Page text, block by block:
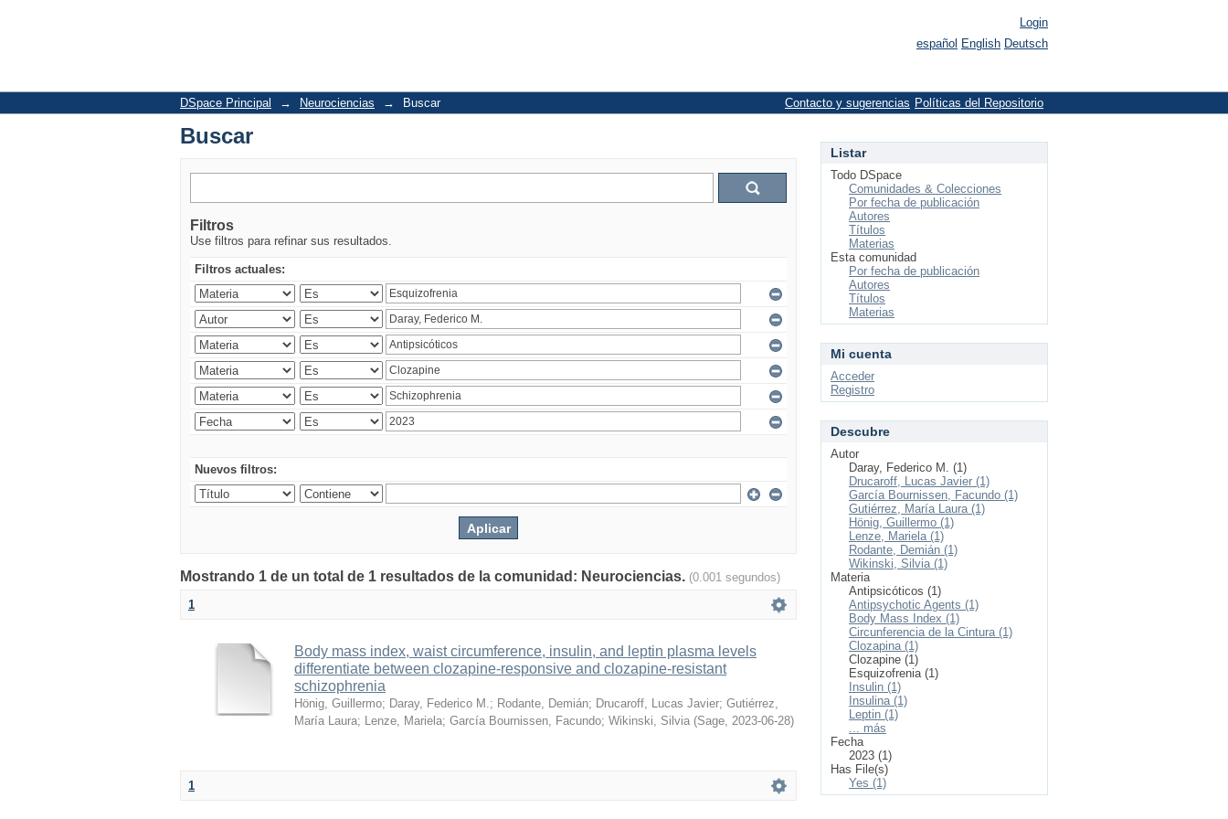
Login
español English Deutsch
DSpace Principal → Neurociencias → Buscar Políticas del Repositorio
Contacto y sugerencias
Buscar
Filtros
Use filtros para refinar sus resultados.
Filtros actuales:
Nuevos filtros:
Mostrando 1 de un total de 1 resultados de la comunidad: Neurociencias. (0.001 segundos)
1
Body mass index, waist circumference, insulin, and leptin plasma levels
differentiate between clozapine-responsive and clozapine-resistant
schizophrenia
Hönig, Guillermo; Daray, Federico M.; Rodante, Demián; Drucaroff, Lucas Javier; Gutiérrez,
María Laura; Lenze, Mariela; García Bournissen, Facundo; Wikinski, Silvia (Sage, 2023-06-28)
1
Listar
Todo DSpace
Comunidades & Colecciones
Por fecha de publicación
Autores
Títulos
Materias
Esta comunidad
Por fecha de publicación
Autores
Títulos
Materias
Mi cuenta
Acceder
Registro
Descubre
Autor
Daray, Federico M. (1)
Drucaroff, Lucas Javier (1)
García Bournissen, Facundo (1)
Gutiérrez, María Laura (1)
Hönig, Guillermo (1)
Lenze, Mariela (1)
Rodante, Demián (1)
Wikinski, Silvia (1)
Materia
Antipsicóticos (1)
Antipsychotic Agents (1)
Body Mass Index (1)
Circunferencia de la Cintura (1)
Clozapina (1)
Clozapine (1)
Esquizofrenia (1)
Insulin (1)
Insulina (1)
Leptin (1)
... más
Fecha
2023 (1)
Has File(s)
Yes (1)